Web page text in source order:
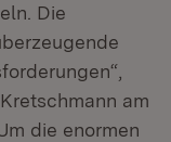
Die
am
die enormen